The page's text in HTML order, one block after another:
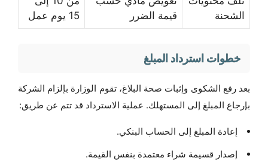
الشحنة
قيمة الضرر
15 يوم عمل
خطوات استرداد المبلغ
بعد رفع الشكوى وإثبات صحة البلاغ، تقوم الوزارة بإلزام الشركة
بإرجاع المبلغ إلى المستهلك. عملية الاسترداد قد تتم عن طريق:
إعادة المبلغ إلى الحساب البنكي.
إصدار قسيمة شراء معتمدة بنفس القيمة.